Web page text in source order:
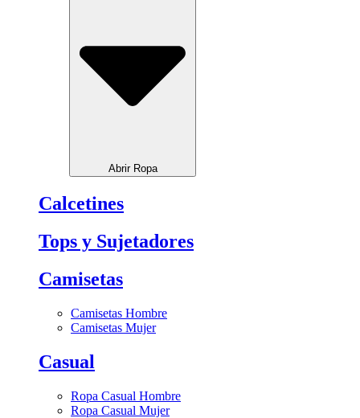
Abrir Ropa
Calcetines
Tops y Sujetadores
Camisetas
Camisetas Hombre
Camisetas Mujer
Casual
Ropa Casual Hombre
Ropa Casual Mujer